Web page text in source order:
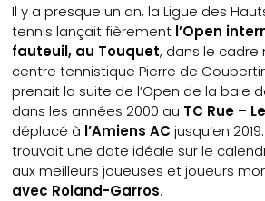
Il y a presque un an, la Ligue des
tennis lançait fièrement l’Open
fauteuil, au Touquet, dans le cadre
centre tennistique Pierre de
prenait la suite de l’Open de la baie
dans les années 2000 au TC Rue –
déplacé à l’Amiens AC jusqu’en
trouvait une date idéale sur le
aux meilleurs joueuses et joueurs
avec Roland-Garros.